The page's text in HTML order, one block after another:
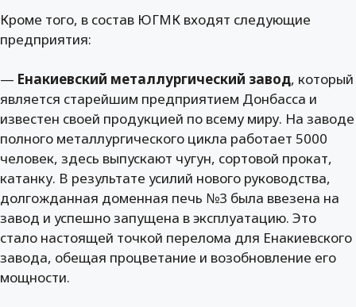
Кроме того, в состав ЮГМК входят следующие
предприятия:
— Енакиевский металлургический завод, который
является старейшим предприятием Донбасса и
известен своей продукцией по всему миру. На заводе
полного металлургического цикла работает 5000
человек, здесь выпускают чугун, сортовой прокат,
катанку. В результате усилий нового руководства,
долгожданная доменная печь №3 была ввезена на
завод и успешно запущена в эксплуатацию. Это
стало настоящей точкой перелома для Енакиевского
завода, обещая процветание и возобновление его
мощности.